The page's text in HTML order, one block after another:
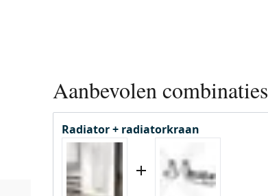
Aanbevolen combinaties
Radiator + radiatorkraan